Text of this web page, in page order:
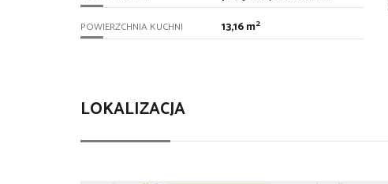
POWIERZCHNIA KUCHNI 13,16 m2
LOKALIZACJA